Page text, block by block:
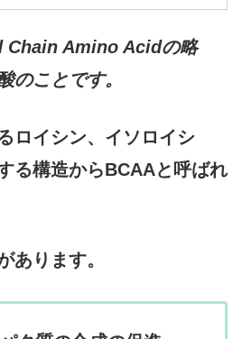
Chain Amino Acidの略
のことです。
ロイシン、イソロイシ
る構造からBCAAと呼ばれ
あります。